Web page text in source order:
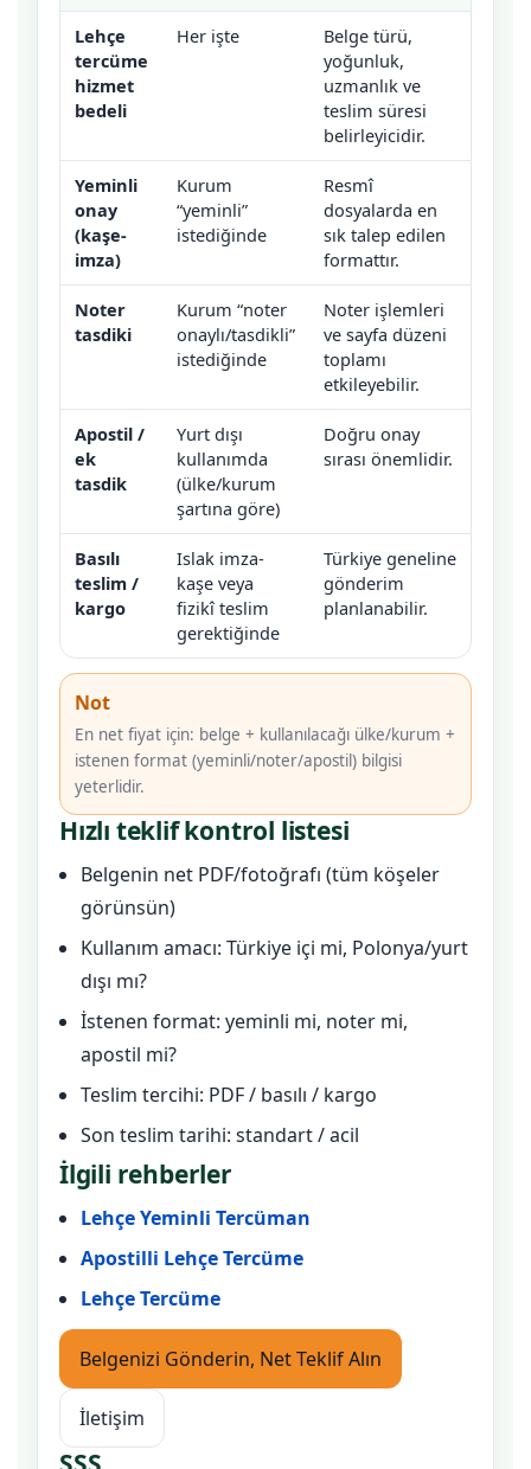
Lehçe
tercüme
hizmet
bedeli
Her işte
Belge türü,
yoğunluk,
uzmanlık ve
teslim süresi
belirleyicidir.
Yeminli
onay
(kaşe-
imza)
Kurum
“yeminli”
istediğinde
Resmî
dosyalarda en
sık talep edilen
formattır.
Noter
tasdiki
Kurum “noter
onaylı/tasdikli”
istediğinde
Noter işlemleri
ve sayfa düzeni
toplamı
etkileyebilir.
Apostil /
ek
tasdik
Yurt dışı
kullanımda
(ülke/kurum
şartına göre)
Doğru onay
sırası önemlidir.
Basılı
teslim /
kargo
Islak imza-
kaşe veya
fizikî teslim
gerektiğinde
Türkiye geneline
gönderim
planlanabilir.
Not
En net fiyat için: belge + kullanılacağı ülke/kurum +
istenen format (yeminli/noter/apostil) bilgisi
yeterlidir.
Hızlı teklif kontrol listesi
Belgenin net PDF/fotoğrafı (tüm köşeler
görünsün)
Kullanım amacı: Türkiye içi mi, Polonya/yurt
dışı mı?
İstenen format: yeminli mi, noter mi,
apostil mi?
Teslim tercihi: PDF / basılı / kargo
Son teslim tarihi: standart / acil
İlgili rehberler
Lehçe Yeminli Tercüman
Apostilli Lehçe Tercüme
Lehçe Tercüme
Belgenizi Gönderin, Net Teklif Alın
İletişim